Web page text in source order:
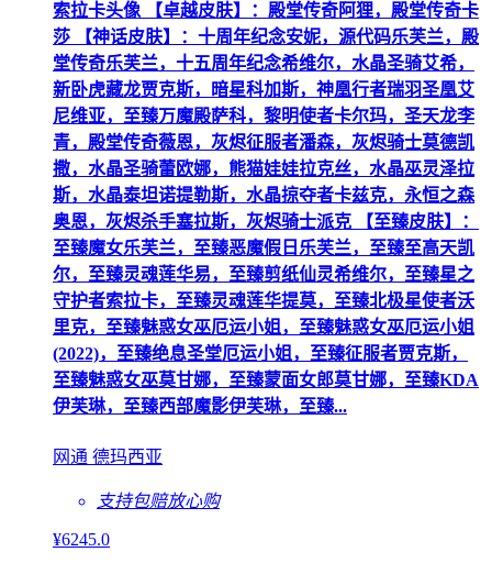
索拉卡头像 【卓越皮肤】：殿堂传奇阿狸，殿堂传奇卡
莎 【神话皮肤】：十周年纪念安妮，源代码乐芙兰，殿
堂传奇乐芙兰，十五周年纪念希维尔，水晶圣骑艾希，
新卧虎藏龙贾克斯，暗星科加斯，神凰行者瑞羽圣凰艾
尼维亚，至臻万魔殿萨科，黎明使者卡尔玛，圣天龙李
青，殿堂传奇薇恩，灰烬征服者潘森，灰烬骑士莫德凯
撒，水晶圣骑蕾欧娜，熊猫娃娃拉克丝，水晶巫灵泽拉
斯，水晶泰坦诺提勒斯，水晶掠夺者卡兹克，永恒之森
奥恩，灰烬杀手塞拉斯，灰烬骑士派克 【至臻皮肤】：
至臻魔女乐芙兰，至臻恶魔假日乐芙兰，至臻至高天凯
尔，至臻灵魂莲华易，至臻剪纸仙灵希维尔，至臻星之
守护者索拉卡，至臻灵魂莲华提莫，至臻北极星使者沃
里克，至臻魅惑女巫厄运小姐，至臻魅惑女巫厄运小姐
(2022)，至臻绝息圣堂厄运小姐，至臻征服者贾克斯，
至臻魅惑女巫莫甘娜，至臻蒙面女郎莫甘娜，至臻KDA
伊芙琳，至臻西部魔影伊芙琳，至臻...
网通 德玛西亚
支持包赔放心购
¥6245.0